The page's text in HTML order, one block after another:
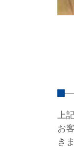
上
お
き